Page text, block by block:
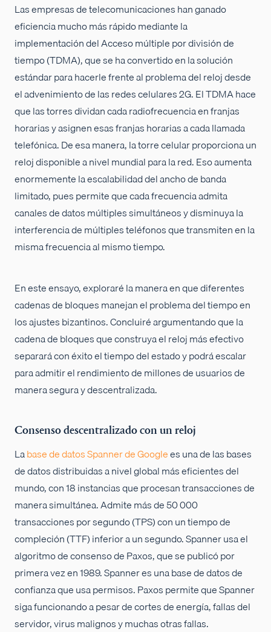
Las empresas de telecomunicaciones han ganado
eficiencia mucho más rápido mediante la
implementación del Acceso múltiple por división de
tiempo (TDMA), que se ha convertido en la solución
estándar para hacerle frente al problema del reloj desde
el advenimiento de las redes celulares 2G. El TDMA hace
que las torres dividan cada radiofrecuencia en franjas
horarias y asignen esas franjas horarias a cada llamada
telefónica. De esa manera, la torre celular proporciona un
reloj disponible a nivel mundial para la red. Eso aumenta
enormemente la escalabilidad del ancho de banda
limitado, pues permite que cada frecuencia admita
canales de datos múltiples simultáneos y disminuya la
interferencia de múltiples teléfonos que transmiten en la
misma frecuencia al mismo tiempo.
En este ensayo, exploraré la manera en que diferentes
cadenas de bloques manejan el problema del tiempo en
los ajustes bizantinos. Concluiré argumentando que la
cadena de bloques que construya el reloj más efectivo
separará con éxito el tiempo del estado y podrá escalar
para admitir el rendimiento de millones de usuarios de
manera segura y descentralizada.
Consenso descentralizado con un reloj
Labase de datos Spanner de Googlees una de las bases
de datos distribuidas a nivel global más eficientes del
mundo, con 18 instancias que procesan transacciones de
manera simultánea. Admite más de 50 000
transacciones por segundo (TPS) con un tiempo de
compleción (TTF) inferior a un segundo. Spanner usa el
algoritmo de consenso de Paxos, que se publicó por
primera vez en 1989. Spanner es una base de datos de
confianza que usa permisos. Paxos permite que Spanner
siga funcionando a pesar de cortes de energía, fallas del
servidor, virus malignos y muchas otras fallas.